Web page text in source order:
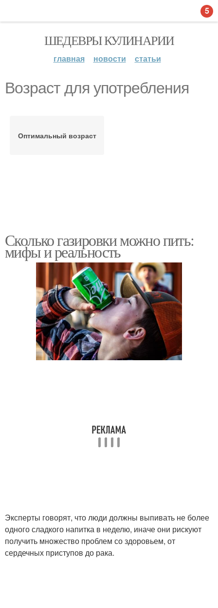
ШЕДЕВРЫ КУЛИНАРИИ
главная новости статьи
Возраст для употребления
Оптимальный возраст
Сколько газировки можно пить:
мифы и реальность
Эксперты говорят, что люди должны выпивать не более
одного сладкого напитка в неделю, иначе они рискуют
получить множество проблем со здоровьем, от
сердечных приступов до рака.
5